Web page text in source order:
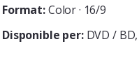
Format:Color · 16/9
Disponible per: DVD / BD